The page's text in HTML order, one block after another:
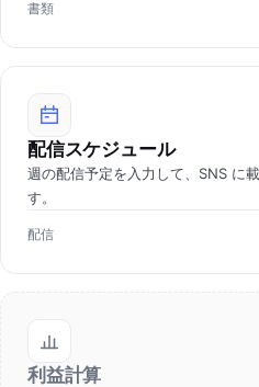
書類
配信スケジュール
週の配信予定を入力して、SNS に
す。
配信
利益計算